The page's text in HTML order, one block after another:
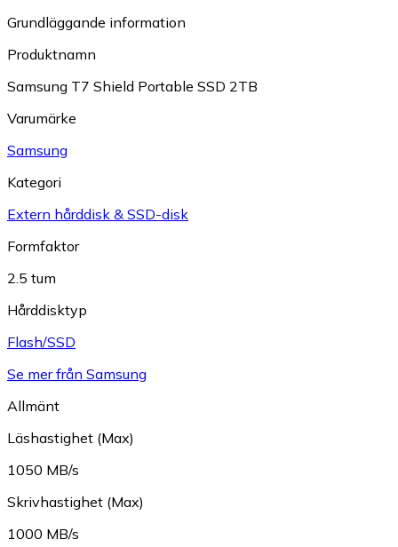
Grundläggande information
Produktnamn
Samsung T7 Shield Portable SSD 2TB
Varumärke
Samsung
Kategori
Extern hårddisk & SSD-disk
Formfaktor
2.5 tum
Hårddisktyp
Flash/SSD
Se mer från Samsung
Allmänt
Läshastighet (Max)
1050 MB/s
Skrivhastighet (Max)
1000 MB/s